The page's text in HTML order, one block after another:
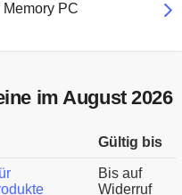
PC
im August 2026
Gültig bis
Bis auf
Widerruf